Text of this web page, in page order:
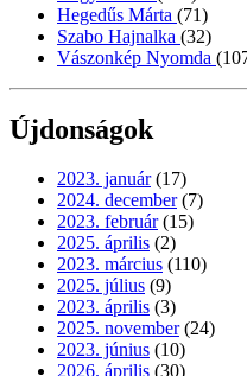
Hegedűs Márta (71)
Szabo Hajnalka (32)
Vászonkép Nyomda
Újdonságok
2023. január (17)
2024. december (7)
2023. február (15)
2025. április (2)
2023. március (110)
2025. július (9)
2023. április (3)
2025. november (24)
2023. június (10)
2026. április (30)